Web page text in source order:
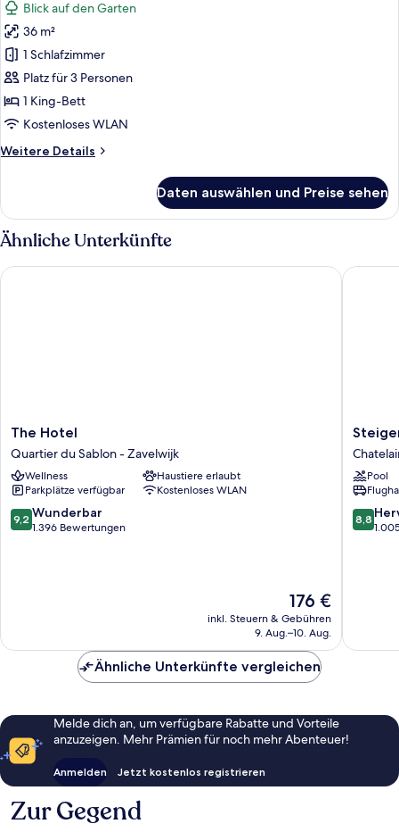
für
Suite,
1 King-
Bett,
Gartenblick
(Homage)
Blick auf den Garten
36 m²
1 Schlafzimmer
Platz für 3 Personen
1 King-Bett
Kostenloses WLAN
Weitere Details
Weitere
1 King-
Bett,
Gartenblick
Daten auswählen und Preise sehen
Ähnliche Unterkünfte
The
Hotel
Quartier
du
Sablon
-
Zavelwijk
The Hotel
Quartier du Sablon - Zavelwijk
Wellness
Haustiere erlaubt
Parkplätze verfügbar
Kostenloses WLAN
9.2
von
9,2 Wunderbar
1.396 Bewertungen
Der
Preis
beträgt
176 €
inkl. Steuern & Gebühren
9. Aug.–10. Aug.
The Hotel
Icon
Pool
8.8
von
8,8
Ähnliche Unterkünfte vergleichen
Melde dich an, um verfügbare Rabatte und Vorteile
anzuzeigen. Mehr Prämien für noch mehr Abenteuer!
Anmelden Jetzt kostenlos registrieren
Zur Gegend